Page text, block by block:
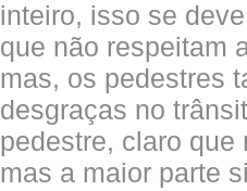
inteiro, isso se
que não respeitam
mas, os pedestres
desgraças no
pedestre, claro
mas a maior parte